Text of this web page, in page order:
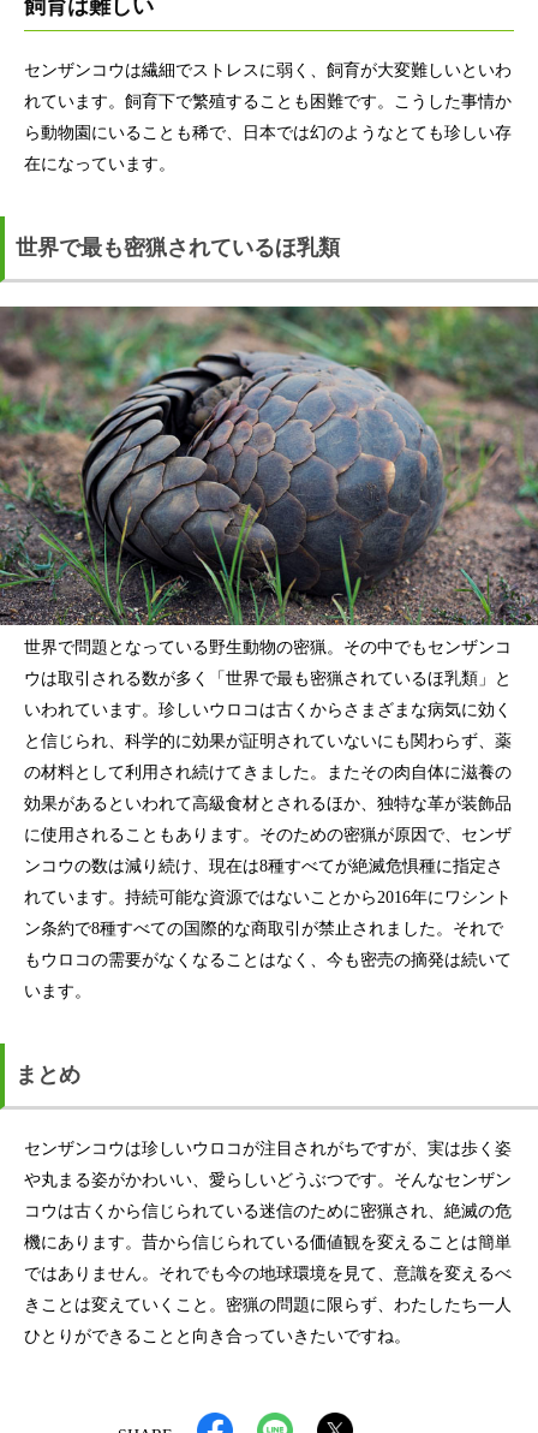
飼育は難しい
センザンコウは繊細でストレスに弱く、飼育が大変難しいといわ
れています。飼育下で繁殖することも困難です。こうした事情か
ら動物園にいることも稀で、日本では幻のようなとても珍しい存
在になっています。
世界で最も密猟されているほ乳類
世界で問題となっている野生動物の密猟。その中でもセンザンコ
ウは取引される数が多く「世界で最も密猟されているほ乳類」と
いわれています。珍しいウロコは古くからさまざまな病気に効く
と信じられ、科学的に効果が証明されていないにも関わらず、薬
の材料として利用され続けてきました。またその肉自体に滋養の
効果があるといわれて高級食材とされるほか、独特な革が装飾品
に使用されることもあります。そのための密猟が原因で、センザ
ンコウの数は減り続け、現在は8種すべてが絶滅危惧種に指定さ
れています。持続可能な資源ではないことから2016年にワシント
ン条約で8種すべての国際的な商取引が禁止されました。それで
もウロコの需要がなくなることはなく、今も密売の摘発は続いて
います。
まとめ
センザンコウは珍しいウロコが注目されがちですが、実は歩く姿
や丸まる姿がかわいい、愛らしいどうぶつです。そんなセンザン
コウは古くから信じられている迷信のために密猟され、絶滅の危
機にあります。昔から信じられている価値観を変えることは簡単
ではありません。それでも今の地球環境を見て、意識を変えるべ
きことは変えていくこと。密猟の問題に限らず、わたしたち一人
ひとりができることと向き合っていきたいですね。